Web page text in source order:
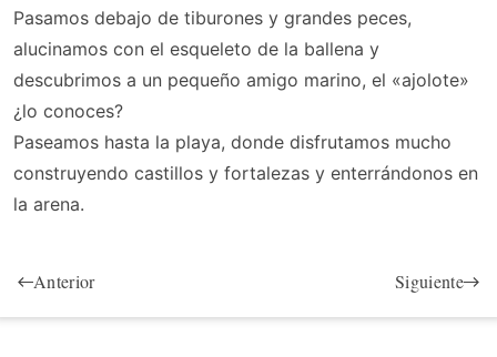
Pasamos debajo de tiburones y grandes peces,
alucinamos con el esqueleto de la ballena y
descubrimos a un pequeño amigo marino, el «ajolote»
¿lo conoces?
Paseamos hasta la playa, donde disfrutamos mucho
construyendo castillos y fortalezas y enterrándonos en
la arena.
Anterior Siguiente